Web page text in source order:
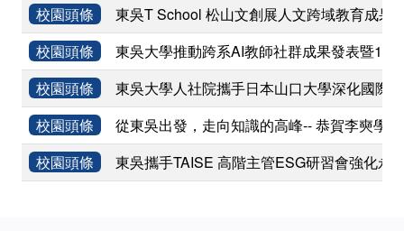
校園頭條
東吳T School 松山文創展人文跨域教育成果
校園頭條
東吳大學推動跨系AI教師社群成果發表暨
校園頭條
東吳大學人社院攜手日本山口大學深化國際
校園頭條
從東吳出發，走向知識的高峰-- 恭賀李奭學
校園頭條
東吳攜手TAISE 高階主管ESG研習會強化永